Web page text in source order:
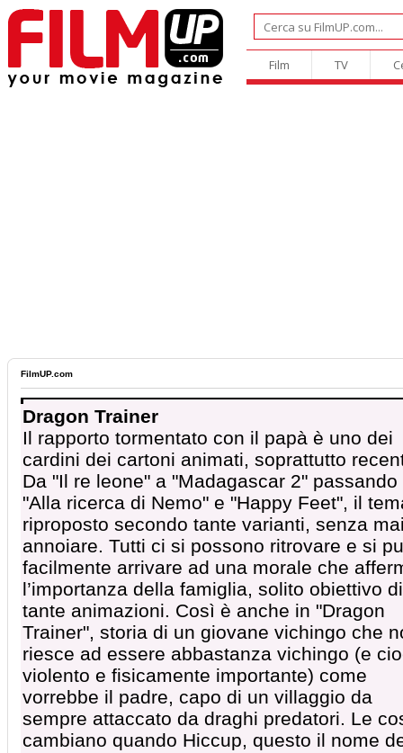
Film TV
FilmUP.com
Dragon Trainer
Il rapporto tormentato con il papà è uno dei
cardini dei cartoni animati, soprattutto
Da "Il re leone" a "Madagascar 2" passando
"Alla ricerca di Nemo" e "Happy Feet", il
riproposto secondo tante varianti, senza
annoiare. Tutti ci si possono ritrovare e si
facilmente arrivare ad una morale che
l’importanza della famiglia, solito obiettivo di
tante animazioni. Così è anche in "Dragon
Trainer", storia di un giovane vichingo che
riesce ad essere abbastanza vichingo (e
violento e fisicamente importante) come
vorrebbe il padre, capo di un villaggio da
sempre attaccato da draghi predatori. Le
cambiano quando Hiccup, questo il nome